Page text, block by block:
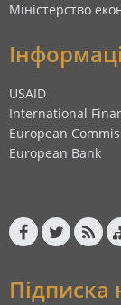
Міністерство
USAID
International
European
European Bank